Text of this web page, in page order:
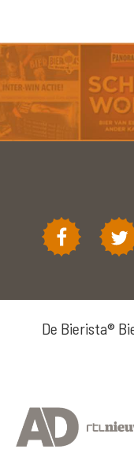
De Bierista®